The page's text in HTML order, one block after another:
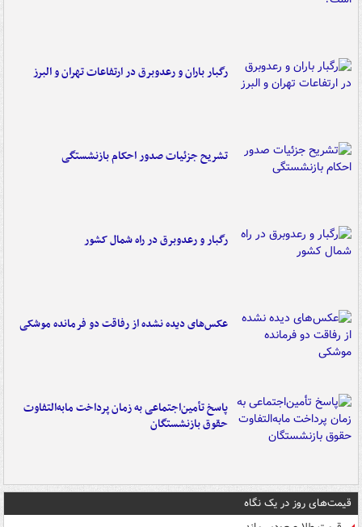
رگبار باران و رعدوبرق در ارتفاعات تهران و البرز
تشریح جزئیات صدور احکام بازنشستگی
رگبار و رعدوبرق در راه شمال کشور
عکس‌های دیده نشده از رفاقت دو فرمانده‌ موشکی
پاسخ تأمین‌اجتماعی به زمان پرداخت مابه‌التفاوت
حقوق بازنشستگان
قیمت‌های روز در یک نگاه